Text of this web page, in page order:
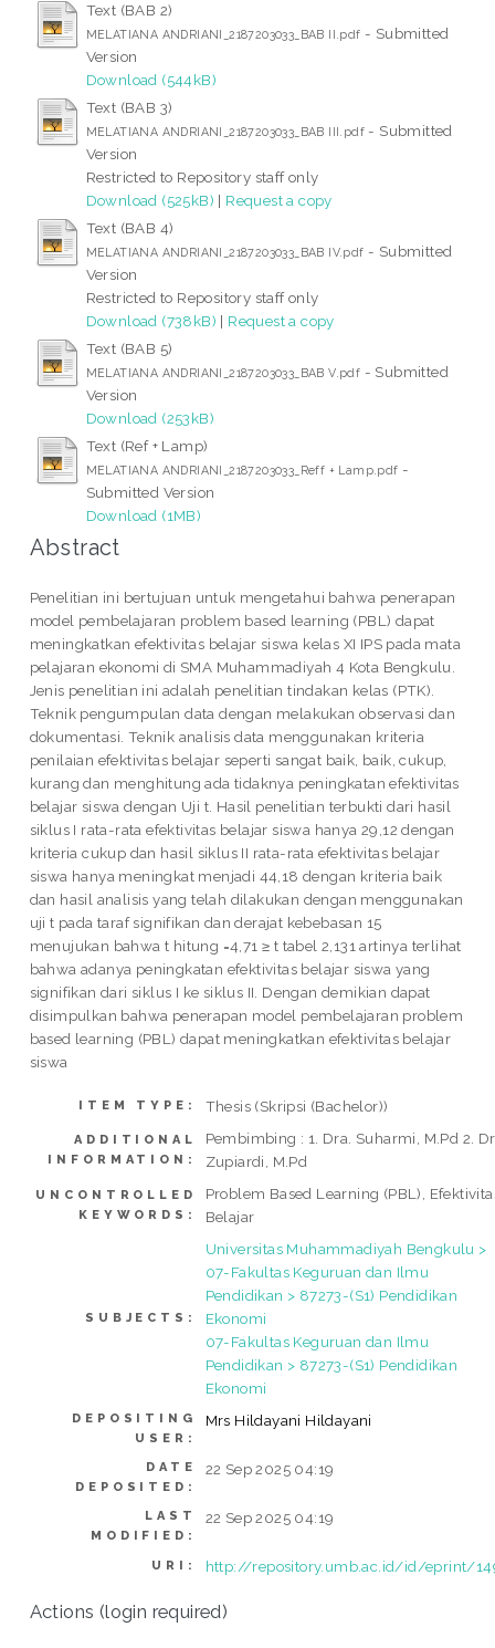
Text (BAB 2)
MELATIANA ANDRIANI_2187203033_BAB II.pdf - Submitted
Version
Download (544kB)
Text (BAB 3)
MELATIANA ANDRIANI_2187203033_BAB III.pdf - Submitted
Version
Restricted to Repository staff only
Download (525kB) | Request a copy
Text (BAB 4)
MELATIANA ANDRIANI_2187203033_BAB IV.pdf - Submitted
Version
Restricted to Repository staff only
Download (738kB) | Request a copy
Text (BAB 5)
MELATIANA ANDRIANI_2187203033_BAB V.pdf - Submitted
Version
Download (253kB)
Text (Ref + Lamp)
MELATIANA ANDRIANI_2187203033_Reff + Lamp.pdf -
Submitted Version
Download (1MB)
Abstract
Penelitian ini bertujuan untuk mengetahui bahwa penerapan
model pembelajaran problem based learning (PBL) dapat
meningkatkan efektivitas belajar siswa kelas XI IPS pada mata
pelajaran ekonomi di SMA Muhammadiyah 4 Kota Bengkulu.
Jenis penelitian ini adalah penelitian tindakan kelas (PTK).
Teknik pengumpulan data dengan melakukan observasi dan
dokumentasi. Teknik analisis data menggunakan kriteria
penilaian efektivitas belajar seperti sangat baik, baik, cukup,
kurang dan menghitung ada tidaknya peningkatan efektivitas
belajar siswa dengan Uji t. Hasil penelitian terbukti dari hasil
siklus I rata-rata efektivitas belajar siswa hanya 29,12 dengan
kriteria cukup dan hasil siklus II rata-rata efektivitas belajar
siswa hanya meningkat menjadi 44,18 dengan kriteria baik
dan hasil analisis yang telah dilakukan dengan menggunakan
uji t pada taraf signifikan dan derajat kebebasan 15
menujukan bahwa t hitung =4,71 ≥ t tabel 2,131 artinya terlihat
bahwa adanya peningkatan efektivitas belajar siswa yang
signifikan dari siklus I ke siklus II. Dengan demikian dapat
disimpulkan bahwa penerapan model pembelajaran problem
based learning (PBL) dapat meningkatkan efektivitas belajar
siswa
ITEM TYPE: Thesis (Skripsi (Bachelor))
ADDITIONAL
INFORMATION:
Pembimbing : 1. Dra. Suharmi, M.Pd 2.
Zupiardi, M.Pd
UNCONTROLLED
KEYWORDS:
Problem Based Learning (PBL),
Belajar
SUBJECTS:
Universitas Muhammadiyah Bengkulu >
07-Fakultas Keguruan dan Ilmu
Pendidikan > 87273-(S1) Pendidikan
Ekonomi
07-Fakultas Keguruan dan Ilmu
Pendidikan > 87273-(S1) Pendidikan
Ekonomi
DEPOSITING
USER:
Mrs Hildayani Hildayani
DATE
DEPOSITED:
22 Sep 2025 04:19
LAST
MODIFIED:
22 Sep 2025 04:19
URI: http://repository.umb.ac.id/id/eprint/
Actions (login required)